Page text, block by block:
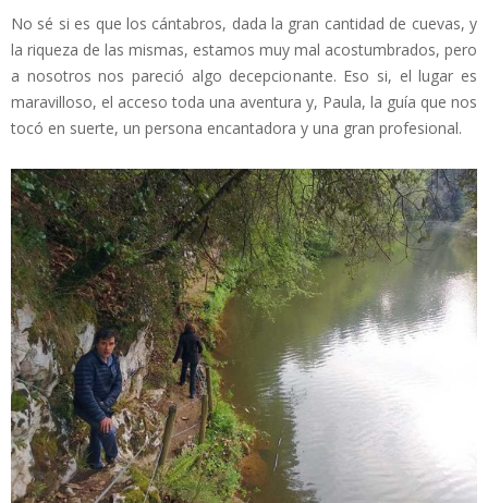
No sé si es que los cántabros, dada la gran cantidad de cuevas, y
la riqueza de las mismas, estamos muy mal acostumbrados, pero
a nosotros nos pareció algo decepcionante. Eso si, el lugar es
maravilloso, el acceso toda una aventura y, Paula, la guía que nos
tocó en suerte, un persona encantadora y una gran profesional.